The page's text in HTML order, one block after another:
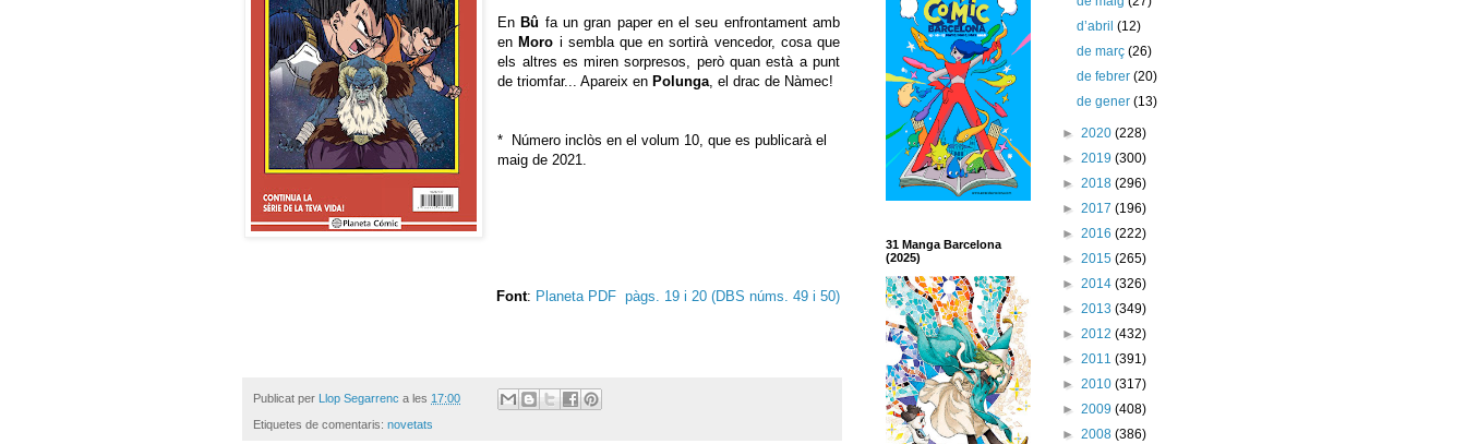
En Bû fa un gran paper en el seu enfrontament amb
en Moro i sembla que en sortirà vencedor, cosa que
els altres es miren sorpresos, però quan està a punt
de triomfar... Apareix en Polunga, el drac de Nàmec!
* Número inclòs en el volum 10, que es publicarà el
maig de 2021.
Font: Planeta PDF pàgs. 19 i 20 (DBS núms. 49 i 50)
Publicat per Llop Segarrenc a les 17:00
Etiquetes de comentaris: novetats
31 Manga Barcelona
(2025)
d’abril(12)
de març(26)
de febrer(20)
de gener(13)
► 2020 (228)
► 2019 (300)
► 2018 (296)
► 2017 (196)
► 2016 (222)
► 2015 (265)
► 2014 (326)
► 2013 (349)
► 2012 (432)
► 2011 (391)
► 2010 (317)
► 2009 (408)
► 2008 (386)